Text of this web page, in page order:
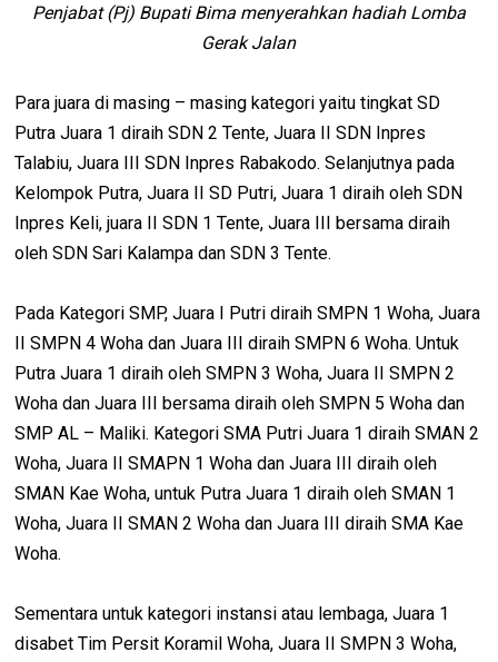
Penjabat (Pj) Bupati Bima menyerahkan hadiah Lomba
Gerak Jalan
Para juara di masing – masing kategori yaitu tingkat SD
Putra Juara 1 diraih SDN 2 Tente, Juara II SDN Inpres
Talabiu, Juara III SDN Inpres Rabakodo. Selanjutnya pada
Kelompok Putra, Juara II SD Putri, Juara 1 diraih oleh SDN
Inpres Keli, juara II SDN 1 Tente, Juara III bersama diraih
oleh SDN Sari Kalampa dan SDN 3 Tente.
Pada Kategori SMP, Juara I Putri diraih SMPN 1 Woha, Juara
II SMPN 4 Woha dan Juara III diraih SMPN 6 Woha. Untuk
Putra Juara 1 diraih oleh SMPN 3 Woha, Juara II SMPN 2
Woha dan Juara III bersama diraih oleh SMPN 5 Woha dan
SMP AL – Maliki. Kategori SMA Putri Juara 1 diraih SMAN 2
Woha, Juara II SMAPN 1 Woha dan Juara III diraih oleh
SMAN Kae Woha, untuk Putra Juara 1 diraih oleh SMAN 1
Woha, Juara II SMAN 2 Woha dan Juara III diraih SMA Kae
Woha.
Sementara untuk kategori instansi atau lembaga, Juara 1
disabet Tim Persit Koramil Woha, Juara II SMPN 3 Woha,